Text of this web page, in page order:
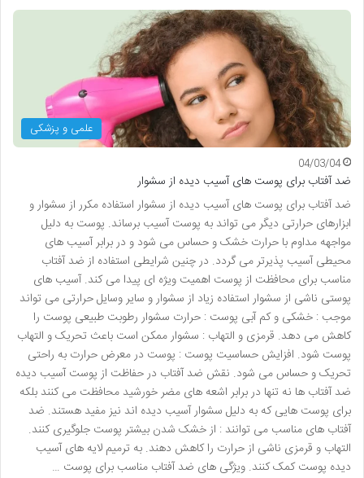
علمی و پزشکی
04/03/04
ضد آفتاب برای پوست های آسیب دیده از سشوار
ضد آفتاب برای پوست های آسیب دیده از سشوار استفاده مکرر از سشوار و
ابزارهای حرارتی دیگر می تواند به پوست آسیب برساند. پوست به دلیل
مواجهه مداوم با حرارت خشک و حساس می شود و در برابر آسیب های
محیطی آسیب پذیرتر می گردد. در چنین شرایطی استفاده از ضد آفتاب
مناسب برای محافظت از پوست اهمیت ویژه ای پیدا می کند. آسیب های
پوستی ناشی از سشوار استفاده زیاد از سشوار و سایر وسایل حرارتی می تواند
موجب : خشکی و کم آبی پوست : حرارت سشوار رطوبت طبیعی پوست را
کاهش می دهد. قرمزی و التهاب : سشوار ممکن است باعث تحریک و التهاب
پوست شود. افزایش حساسیت پوست : پوست در معرض حرارت به راحتی
تحریک و حساس می شود. نقش ضد آفتاب در حفاظت از پوست آسیب دیده
ضد آفتاب ها نه تنها در برابر اشعه های مضر خورشید محافظت می کنند بلکه
برای پوست هایی که به دلیل سشوار آسیب دیده اند نیز مفید هستند. ضد
آفتاب های مناسب می توانند : از خشک شدن بیشتر پوست جلوگیری کنند.
التهاب و قرمزی ناشی از حرارت را کاهش دهند. به ترمیم لایه های آسیب
دیده پوست کمک کنند. ویژگی های ضد آفتاب مناسب برای پوست …